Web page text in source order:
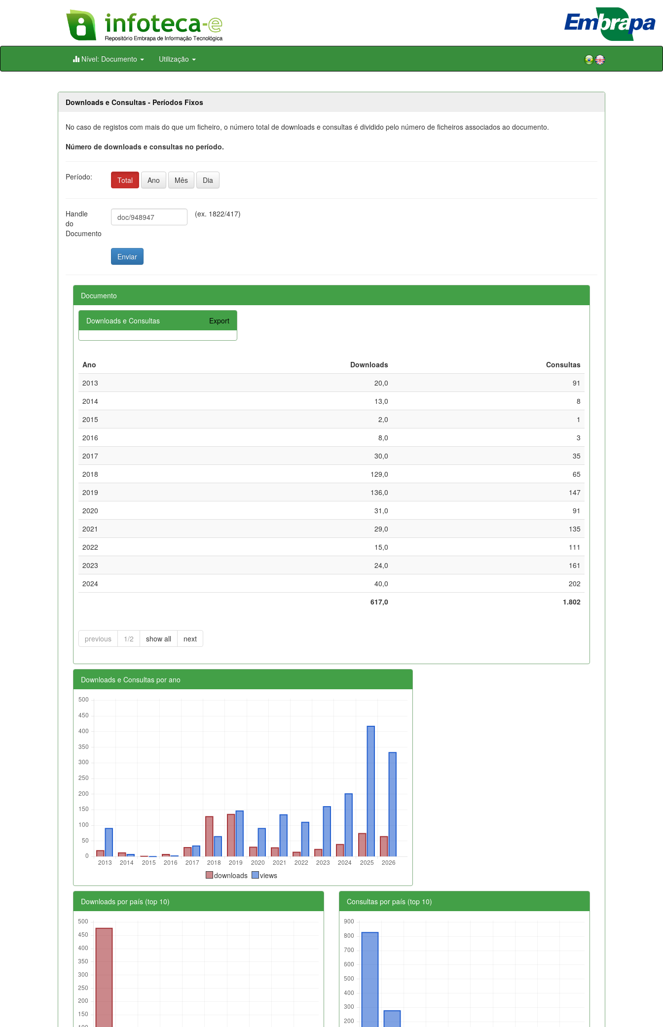
Skip
Nível: Documento Utilização
Downloads e Consultas - Períodos Fixos
No caso de registos com mais do que um ficheiro, o número total de downloads e consultas é dividido pelo número de ficheiros associados ao documento.
Número de downloads e consultas no período.
Período: Total Ano Mês Dia
Handle
do
Documento
(ex. 1822/417)
Documento
Downloads e Consultas Export
Ano Downloads
Consultas
2013
20,0
91
2014
13,0
8
2015
2,0
1
2016
8,0
3
2017
30,0
35
2018
129,0
65
2019
136,0
147
2020
31,0
91
2021
29,0
135
2022
15,0
111
2023
24,0
161
2024
40,0
202
617,0
1.802
previous 1/2 show all next
Downloads e Consultas por ano
downloads views
Downloads por país (top 10) Consultas por país (top 10)